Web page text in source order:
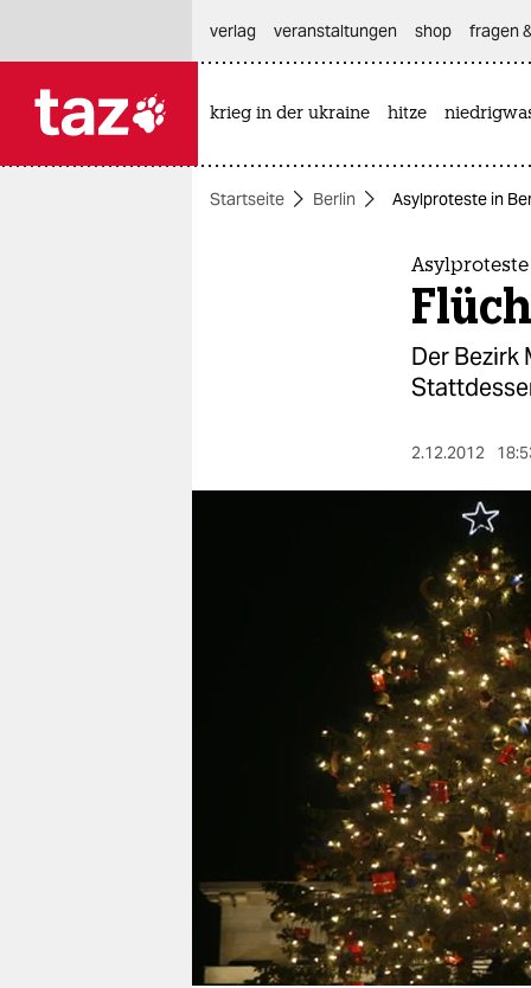
themen
veranstaltungen
fragen & hilfe
unterstützen
abo
verlag
veranstaltungen shop fragen
krieg in der ukraine hitze
Startseite Berlin Asylproteste in
Der Bezirk
2.12.2012